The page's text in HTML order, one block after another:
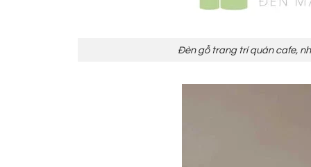
Đèn gỗ trang trí quán cafe,